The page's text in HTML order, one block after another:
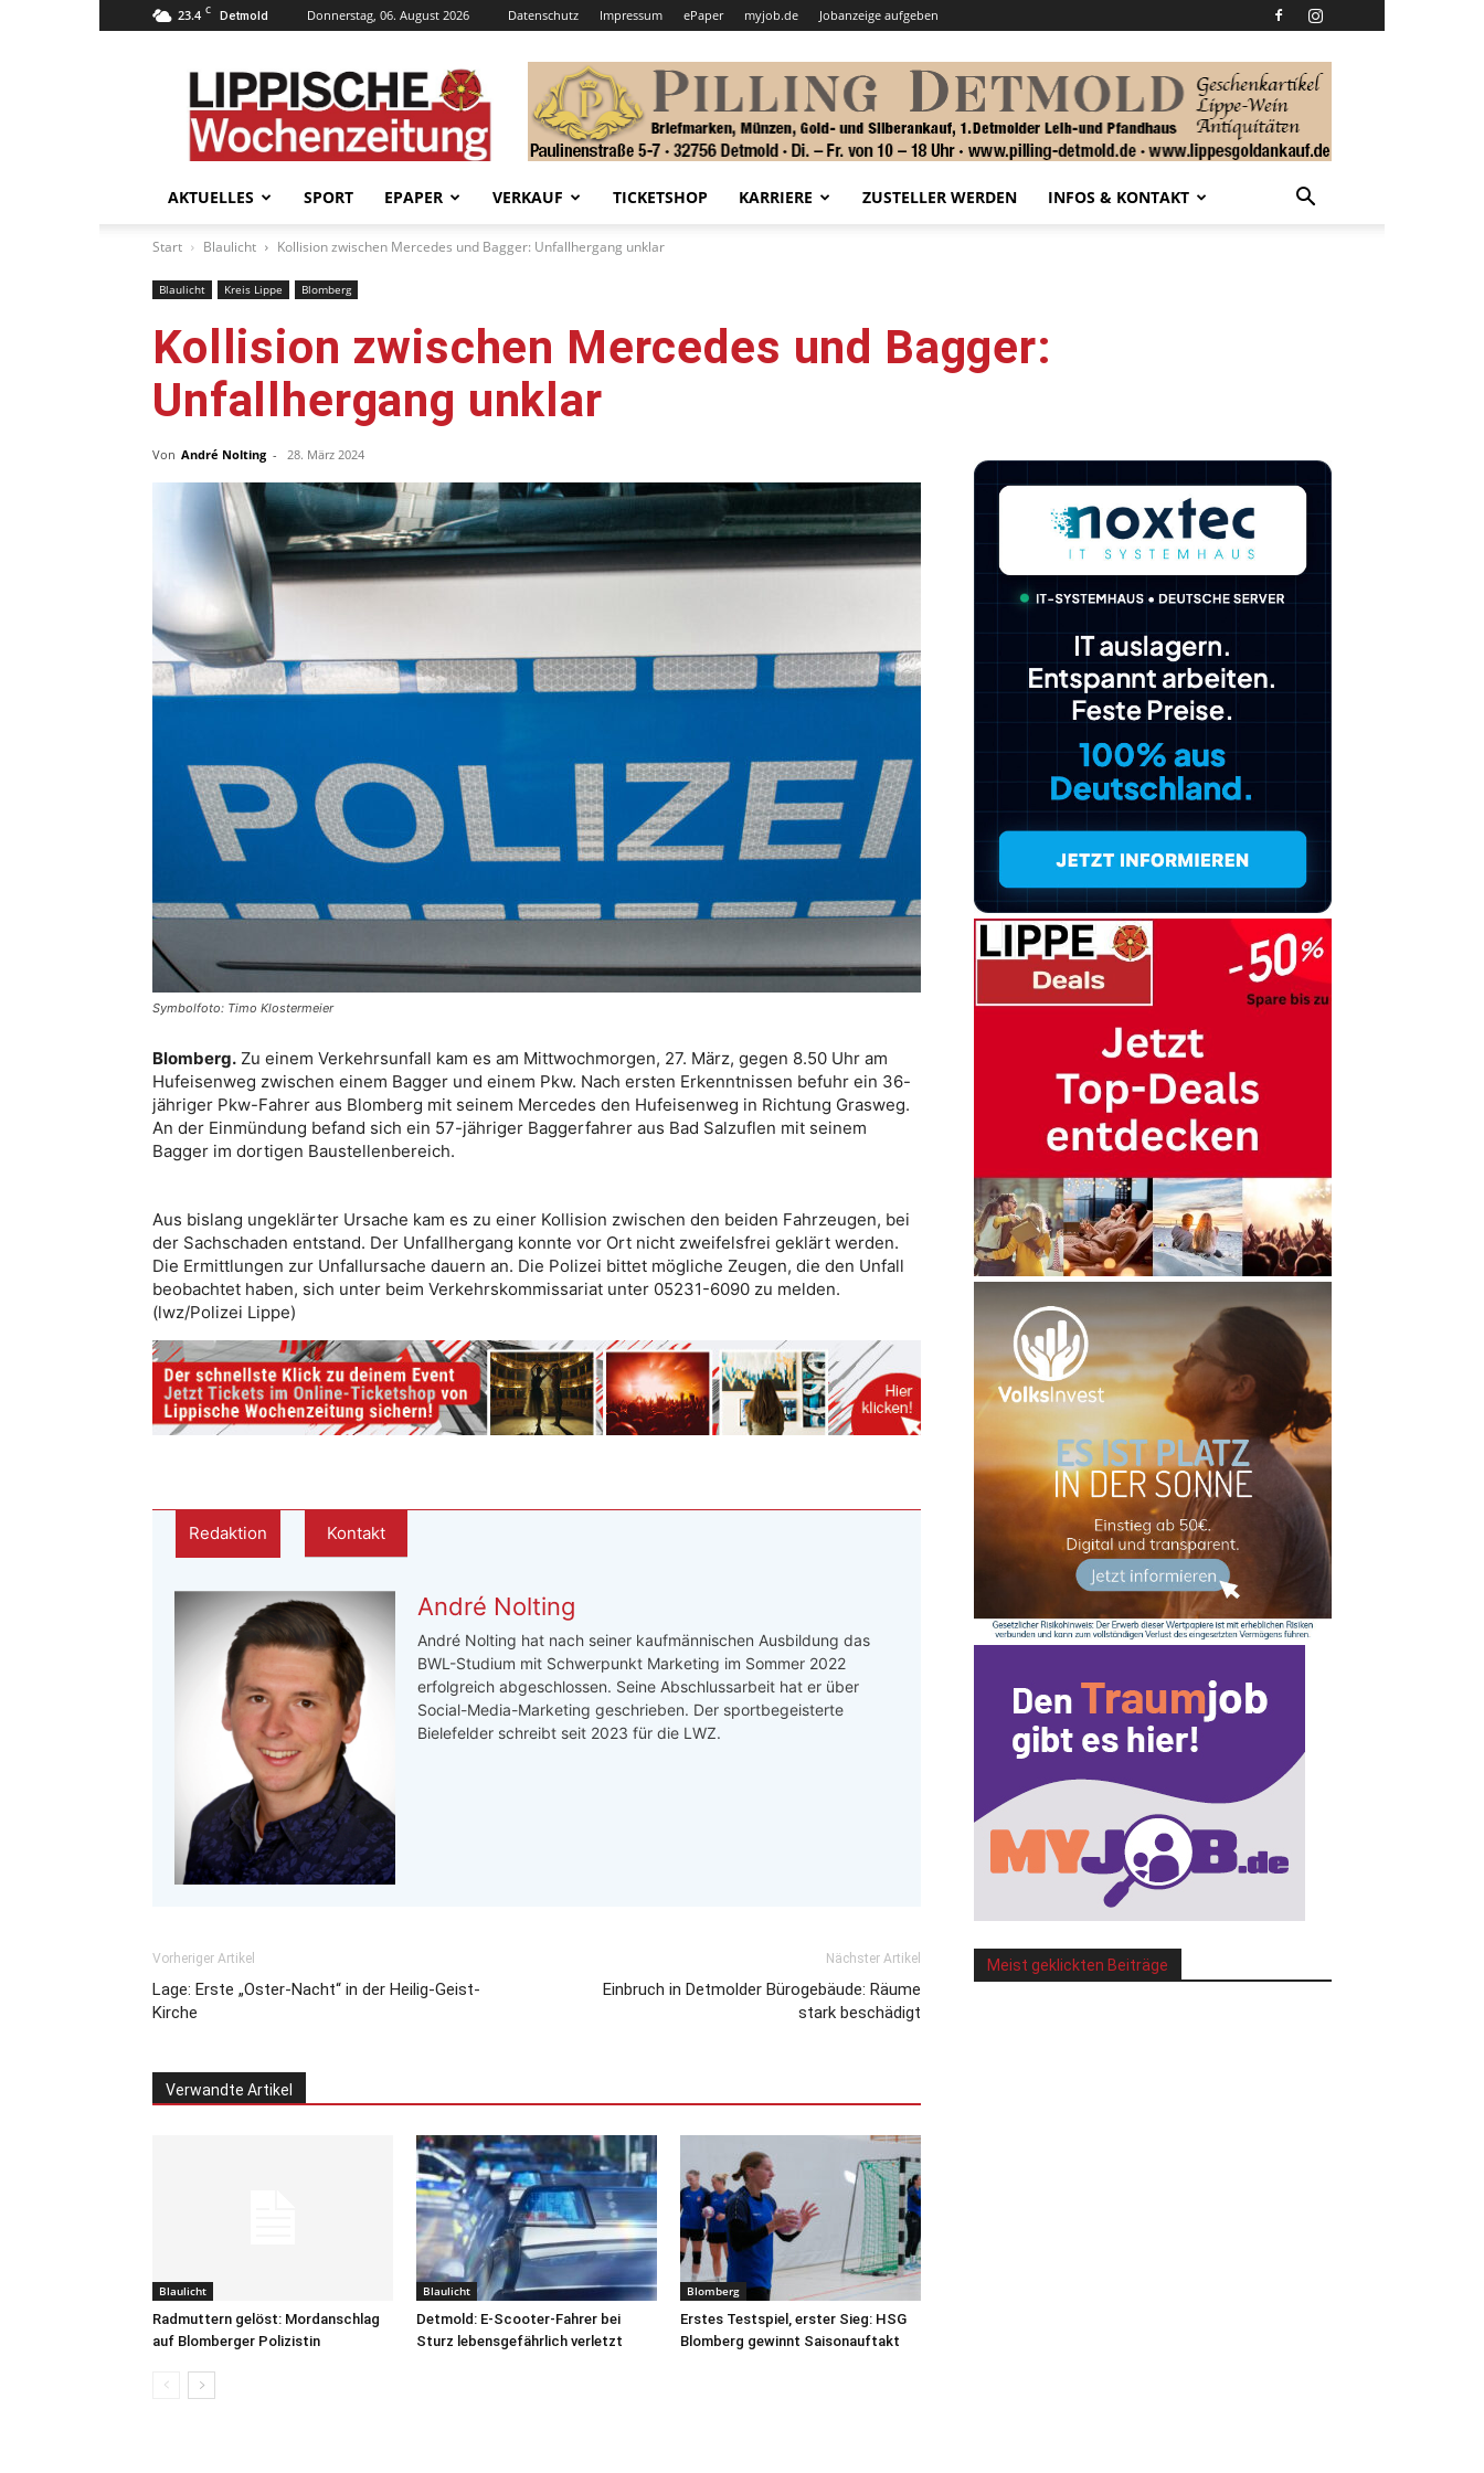
23.4 C Detmold Donnerstag, 06. August 2026 Datenschutz Impressum ePaper myjob.de Jobanzeige aufgeben
Lippische
Wochenzeitung
–
LWZ24.de
AKTUELLES SPORT EPAPER VERKAUF TICKETSHOP KARRIERE ZUSTELLER WERDEN INFOS & KONTAKT
Start Blaulicht Kollision zwischen Mercedes und Bagger: Unfallhergang unklar
Blaulicht Kreis Lippe Blomberg
Kollision zwischen Mercedes und Bagger:
Unfallhergang unklar
Von André Nolting - 28. März 2024
Symbolfoto: Timo Klostermeier
Blomberg. Zu einem Verkehrsunfall kam es am Mittwochmorgen, 27. März, gegen 8.50 Uhr am
Hufeisenweg zwischen einem Bagger und einem Pkw. Nach ersten Erkenntnissen befuhr ein 36-
jähriger Pkw-Fahrer aus Blomberg mit seinem Mercedes den Hufeisenweg in Richtung Grasweg.
An der Einmündung befand sich ein 57-jähriger Baggerfahrer aus Bad Salzuflen mit seinem
Bagger im dortigen Baustellenbereich.
Aus bislang ungeklärter Ursache kam es zu einer Kollision zwischen den beiden Fahrzeugen, bei
der Sachschaden entstand. Der Unfallhergang konnte vor Ort nicht zweifelsfrei geklärt werden.
Die Ermittlungen zur Unfallursache dauern an. Die Polizei bittet mögliche Zeugen, die den Unfall
beobachtet haben, sich unter beim Verkehrskommissariat unter 05231-6090 zu melden.
(lwz/Polizei Lippe)
Redaktion Kontakt
André Nolting
André Nolting hat nach seiner kaufmännischen Ausbildung das
BWL-Studium mit Schwerpunkt Marketing im Sommer 2022
erfolgreich abgeschlossen. Seine Abschlussarbeit hat er über
Social-Media-Marketing geschrieben. Der sportbegeisterte
Bielefelder schreibt seit 2023 für die LWZ.
Vorheriger Artikel
Lage: Erste „Oster-Nacht“ in der Heilig-Geist-
Kirche
Nächster Artikel
Einbruch in Detmolder Bürogebäude: Räume
stark beschädigt
Verwandte Artikel
Blaulicht
Radmuttern gelöst: Mordanschlag
auf Blomberger Polizistin
Blaulicht
Detmold: E-Scooter-Fahrer bei
Sturz lebensgefährlich verletzt
Blomberg
Erstes Testspiel, erster Sieg: HSG
Blomberg gewinnt Saisonauftakt
Meist geklickten Beiträge